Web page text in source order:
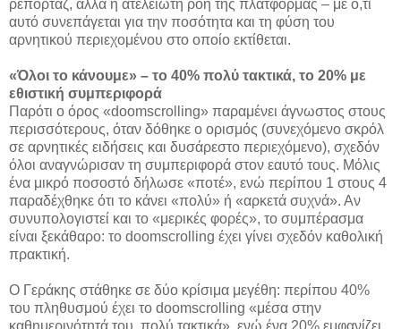
ρεπορτάζ, αλλά η ατελείωτη ροή της πλατφόρμας – με ό,τι
αυτό συνεπάγεται για την ποσότητα και τη φύση του
αρνητικού περιεχομένου στο οποίο εκτίθεται.
«Όλοι το κάνουμε» – το 40% πολύ τακτικά, το 20% με
εθιστική συμπεριφορά
Παρότι ο όρος «doomscrolling» παραμένει άγνωστος στους
περισσότερους, όταν δόθηκε ο ορισμός (συνεχόμενο σκρόλ
σε αρνητικές ειδήσεις και δυσάρεστο περιεχόμενο), σχεδόν
όλοι αναγνώρισαν τη συμπεριφορά στον εαυτό τους. Μόλις
ένα μικρό ποσοστό δήλωσε «ποτέ», ενώ περίπου 1 στους 4
παραδέχθηκε ότι το κάνει «πολύ» ή «αρκετά συχνά». Αν
συνυπολογιστεί και το «μερικές φορές», το συμπέρασμα
είναι ξεκάθαρο: το doomscrolling έχει γίνει σχεδόν καθολική
πρακτική.
Ο Γεράκης στάθηκε σε δύο κρίσιμα μεγέθη: περίπου 40%
του πληθυσμού έχει το doomscrolling «μέσα στην
καθημερινότητά του, πολύ τακτικά», ενώ ένα 20% εμφανίζει